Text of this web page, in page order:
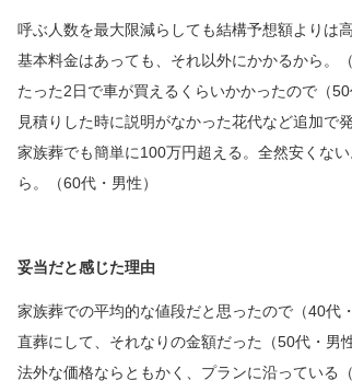
呼ぶ人数を最大限減らしても結構予想額よりは
基本料金はあっても、それ以外にかかるから。
たった2日で車が買えるくらいかかったので（50
見積りした時に説明がなかった花代など追加で
家族葬でも簡単に100万円超える。全然安くな
ら。（60代・男性）
妥当だと感じた理由
家族葬での平均的な値段だと思ったので（40代
直葬にして、それなりの金額だった（50代・男性
法外な価格ならともかく、プランに沿っている